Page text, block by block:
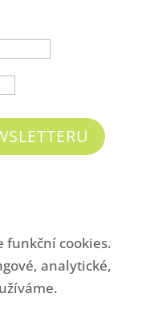
funkční cookies.
analytické,